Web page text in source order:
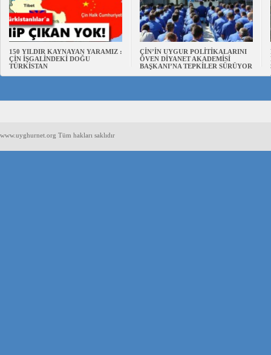
150 YILDIR KAYNAYAN YARAMIZ :
ÇİN İŞGALİNDEKİ DOĞU
TÜRKİSTAN
ÇİN’İN UYGUR POLİTİKALARINI
ÖVEN DİYANET AKADEMİSİ
BAŞKANI’NA TEPKİLER SÜRÜYOR
www.uyghurnet.org Tüm hakları saklıdır